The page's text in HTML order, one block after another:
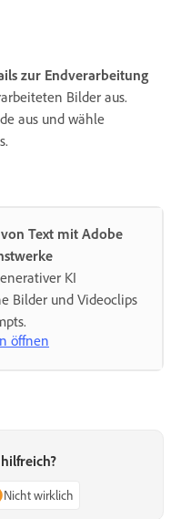
zur Endverarbeitung
Bilder aus.
aus und wähle
Text mit Adobe
KI
Bilder und Videoclips
öffnen
Nicht wirklich